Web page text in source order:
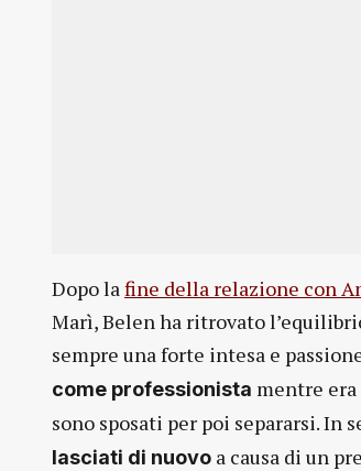
Dopo la fine della relazione con
Marì, Belen ha ritrovato
sempre una forte intesa e
come professionista mentre
sono sposati per poi separarsi. In
lasciati di nuovo a causa di un